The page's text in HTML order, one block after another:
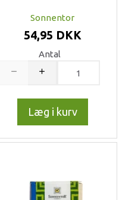
Sonnentor
54,95 DKK
Antal
Læg i kurv